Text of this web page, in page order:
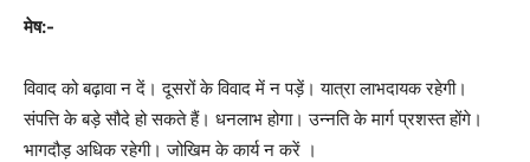
मेष:-
विवाद को बढ़ावा न दें। दूसरों के विवाद में न पड़ें। यात्रा लाभदायक रहेगी।
संपत्ति के बड़े सौदे हो सकते हैं। धनलाभ होगा। उन्नति के मार्ग प्रशस्त होंगे।
भागदौड़ अधिक रहेगी। जोखिम के कार्य न करें ।